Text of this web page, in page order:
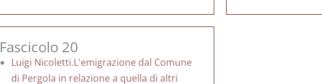
Fascicolo 20
Luigi Nicoletti.L'emigrazione dal Comune
di Pergola in relazione a quella di altri